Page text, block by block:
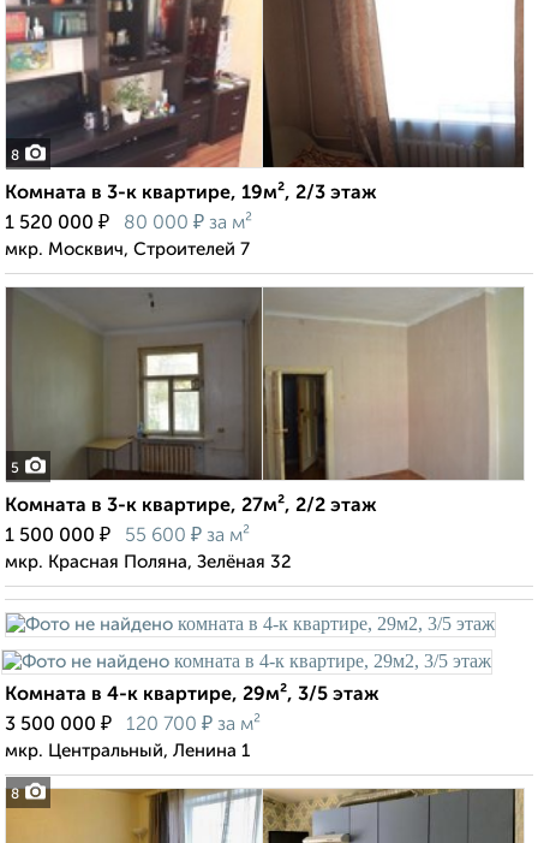
8
Комната в 3-к квартире, 19м², 2/3 этаж
1 520 000 ₽ 80 000 ₽ за м²
мкр. Москвич, Строителей 7
5
Комната в 3-к квартире, 27м², 2/2 этаж
1 500 000 ₽ 55 600 ₽ за м²
мкр. Красная Поляна, Зелёная 32
8
Комната в 4-к квартире, 29м², 3/5 этаж
3 500 000 ₽ 120 700 ₽ за м²
мкр. Центральный, Ленина 1